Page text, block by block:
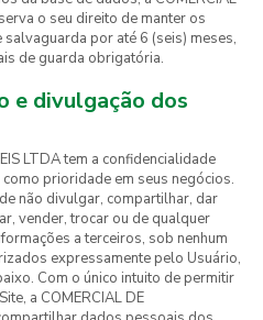
o seu direito de manter os
por até 6 (seis) meses,
de guarda obrigatória.
e divulgação dos
LTDA tem a confidencialidade
prioridade em seus negócios.
não divulgar, compartilhar, dar
vender, trocar ou de qualquer
a terceiros, sob nenhum
expressamente pelo Usuário,
Com o único intuito de permitir
a COMERCIAL DE